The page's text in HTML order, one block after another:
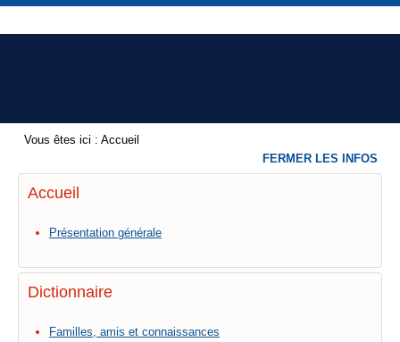
Vous êtes ici : Accueil
Accueil
Présentation générale
Dictionnaire
Familles, amis et connaissances
FERMER LES INFOS